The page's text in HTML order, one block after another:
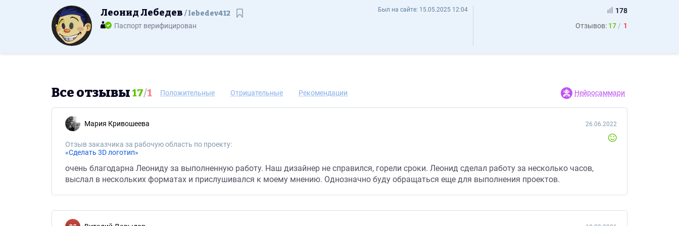
Леонид Лебедев lebedev412 - Отзывы
Был на сайте: 15.05.2025 12:04
Леонид Лебедев lebedev412
Паспорт верифицирован
178
Отзывов: 17 1
Все отзывы17/1 Положительные Отрицательные Рекомендации Нейросаммари
Mария Кривошеева
Отзыв заказчика за рабочую область по проекту:
«Сделать 3D логотип»
26.06.2022
очень благодарна Леониду за выполненную работу. Наш дизайнер не справился, горели сроки. Леонид сделал работу за несколько часов,
выслал в нескольких форматах и прислушивался к моему мнению. Однозначно буду обращаться еще для выполнения проектов.